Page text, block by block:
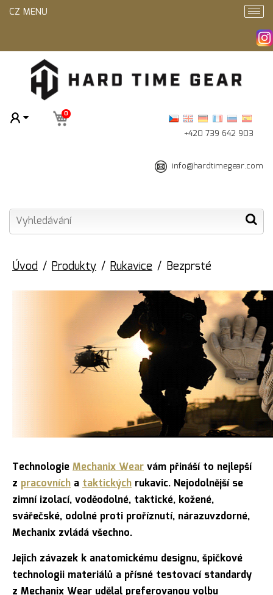
+420 739 642 903
info@hardtimegear.com
0
CZ MENU
Úvod Produkty Rukavice Bezprsté
Technologie Mechanix Wear vám přináší to nejlepší
z pracovních a taktických rukavic. Nejodolnější se
zimní izolací, voděodolné, taktické, kožené,
svářečské, odolné proti proříznutí, nárazuvzdorné,
Mechanix zvládá všechno.
Jejich závazek k anatomickému designu, špičkové
technologii materiálů a přísné testovací standardy
z Mechanix Wear udělal preferovanou volbu